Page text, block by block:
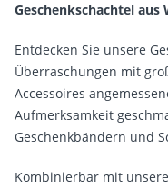
Geschenkschachtel
Entdecken Sie unsere
Überraschungen mit
Accessoires
Aufmerksamkeit
Geschenkbändern und
Kombinierbar mit